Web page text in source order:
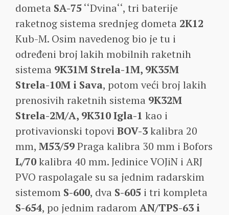
dometa SA-75 ‘‘Dvina‘‘, tri baterije
raketnog sistema srednjeg dometa 2K12
Kub-M. Osim navedenog bio je tu i
određeni broj lakih mobilnih raketnih
sistema 9K31M Strela-1M, 9K35M
Strela-10M i Sava, potom veći broj lakih
prenosivih raketnih sistema 9K32M
Strela-2M/A, 9K310 Igla-1 kao i
protivavionski topovi BOV-3kalibra 20
mm, M53/59Praga kalibra 30 mm i Bofors
L/70kalibra 40 mm. Jedinice VOJiN i ARJ
PVO raspolagale su sa jednim radarskim
sistemom S-600, dva S-605 i tri kompleta
S-654, po jednim radaromAN/TPS-63 i